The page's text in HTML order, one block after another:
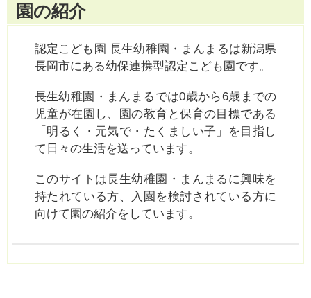
園の紹介
認定こども園 長生幼稚園・まんまるは新潟県
長岡市にある幼保連携型認定こども園です。
長生幼稚園・まんまるでは0歳から6歳までの
児童が在園し、園の教育と保育の目標である
「明るく・元気で・たくましい子」を目指し
て日々の生活を送っています。
このサイトは長生幼稚園・まんまるに興味を
持たれている方、入園を検討されている方に
向けて園の紹介をしています。